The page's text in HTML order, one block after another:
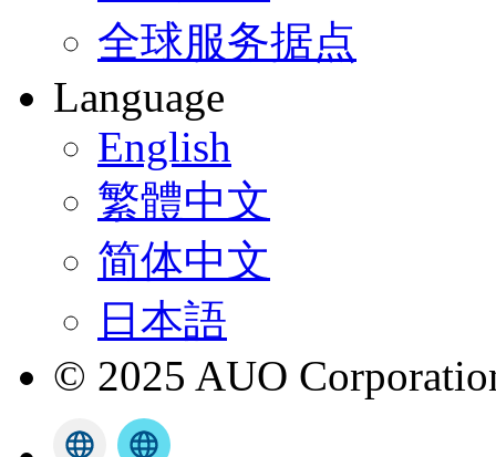
全球服务据点
Language
English
繁體中文
简体中文
日本語
© 2025 AUO